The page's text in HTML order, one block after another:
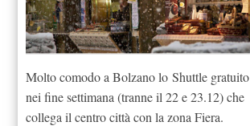
Molto comodo a Bolzano lo Shuttle gratuito
nei fine settimana (tranne il 22 e 23.12) che
collega il centro città con la zona Fiera.